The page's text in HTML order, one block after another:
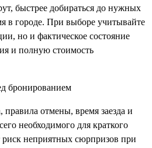
быстрее добираться до нужных
в городе. При выборе учитывайте
но и фактическое состояние
и полную стоимость
бронированием
правила отмены, время заезда и
необходимого для краткого
неприятных сюрпризов при